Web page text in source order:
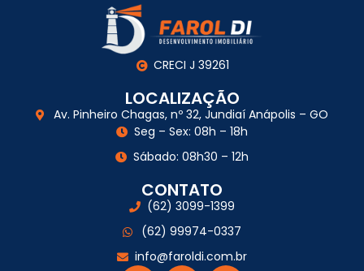
CRECI J 39261
LOCALIZAÇÃO
Av. Pinheiro Chagas, nº 32, Jundiaí Anápolis – GO
Seg – Sex: 08h – 18h
Sábado: 08h30 – 12h
CONTATO
(62) 3099-1399
(62) 99974-0337
info@faroldi.com.br